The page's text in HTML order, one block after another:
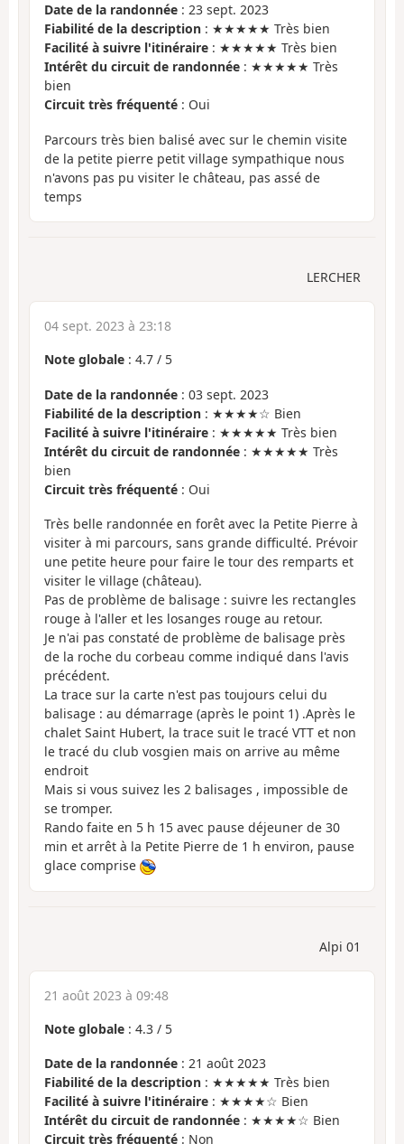
Date de la randonnée : 23 sept. 2023
Fiabilité de la description : ★★★★★ Très bien
Facilité à suivre l'itinéraire : ★★★★★ Très bien
Intérêt du circuit de randonnée : ★★★★★ Très
bien
Circuit très fréquenté : Oui
Parcours très bien balisé avec sur le chemin visite
de la petite pierre petit village sympathique nous
n'avons pas pu visiter le château, pas assé de
temps
LERCHER
04 sept. 2023 à 23:18
Note globale : 4.7 / 5
Date de la randonnée : 03 sept. 2023
Fiabilité de la description : ★★★★☆ Bien
Facilité à suivre l'itinéraire : ★★★★★ Très bien
Intérêt du circuit de randonnée : ★★★★★ Très
bien
Circuit très fréquenté : Oui
Très belle randonnée en forêt avec la Petite Pierre à
visiter à mi parcours, sans grande difficulté. Prévoir
une petite heure pour faire le tour des remparts et
visiter le village (château).
Pas de problème de balisage : suivre les rectangles
rouge à l'aller et les losanges rouge au retour.
Je n'ai pas constaté de problème de balisage près
de la roche du corbeau comme indiqué dans l'avis
précédent.
La trace sur la carte n'est pas toujours celui du
balisage : au démarrage (après le point 1) .Après le
chalet Saint Hubert, la trace suit le tracé VTT et non
le tracé du club vosgien mais on arrive au même
endroit
Mais si vous suivez les 2 balisages , impossible de
se tromper.
Rando faite en 5 h 15 avec pause déjeuner de 30
min et arrêt à la Petite Pierre de 1 h environ, pause
glace comprise
Alpi 01
21 août 2023 à 09:48
Note globale : 4.3 / 5
Date de la randonnée : 21 août 2023
Fiabilité de la description : ★★★★★ Très bien
Facilité à suivre l'itinéraire : ★★★★☆ Bien
Intérêt du circuit de randonnée : ★★★★☆ Bien
Circuit très fréquenté : Non